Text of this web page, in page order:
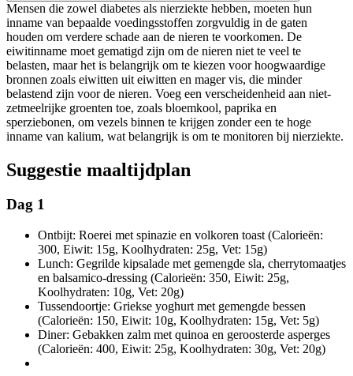
Mensen die zowel diabetes als nierziekte hebben, moeten hun
inname van bepaalde voedingsstoffen zorgvuldig in de gaten
houden om verdere schade aan de nieren te voorkomen. De
eiwitinname moet gematigd zijn om de nieren niet te veel te
belasten, maar het is belangrijk om te kiezen voor hoogwaardige
bronnen zoals eiwitten uit eiwitten en mager vis, die minder
belastend zijn voor de nieren. Voeg een verscheidenheid aan niet-
zetmeelrijke groenten toe, zoals bloemkool, paprika en
sperziebonen, om vezels binnen te krijgen zonder een te hoge
inname van kalium, wat belangrijk is om te monitoren bij nierziekte.
Suggestie maaltijdplan
Dag 1
Ontbijt: Roerei met spinazie en volkoren toast (Calorieën:
300, Eiwit: 15g, Koolhydraten: 25g, Vet: 15g)
Lunch: Gegrilde kipsalade met gemengde sla, cherrytomaatjes
en balsamico-dressing (Calorieën: 350, Eiwit: 25g,
Koolhydraten: 10g, Vet: 20g)
Tussendoortje: Griekse yoghurt met gemengde bessen
(Calorieën: 150, Eiwit: 10g, Koolhydraten: 15g, Vet: 5g)
Diner: Gebakken zalm met quinoa en geroosterde asperges
(Calorieën: 400, Eiwit: 25g, Koolhydraten: 30g, Vet: 20g)